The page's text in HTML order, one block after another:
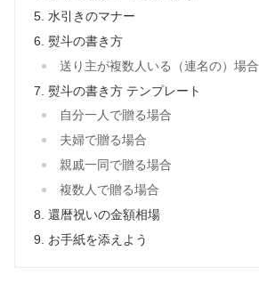
水引きのマナー
熨斗の書き方
送り主が複数人いる（連名の）場合
熨斗の書き方 テンプレート
自分一人で贈る場合
夫婦で贈る場合
親戚一同で贈る場合
複数人で贈る場合
還暦祝いの金額相場
お手紙を添えよう